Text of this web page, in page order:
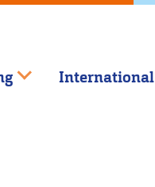
International